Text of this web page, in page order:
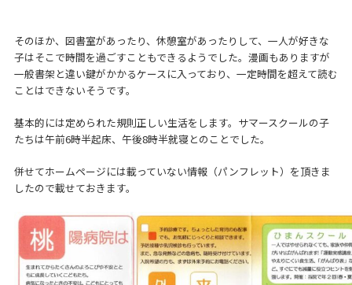
そのほか、図書室があったり、休憩室があったりして、一人が好きな
子はそこで時間を過ごすこともできるようでした。漫画もありますが
一般書架と違い鍵がかかるケースに入っており、一定時間を超えて読む
ことはできないそうです。
基本的には定められた規則正しい生活をします。サマースクールの子
たちは午前6時半起床、午後8時半就寝とのことでした。
併せてホームページには載っていない情報（パンフレット）を頂きま
したので載せておきます。